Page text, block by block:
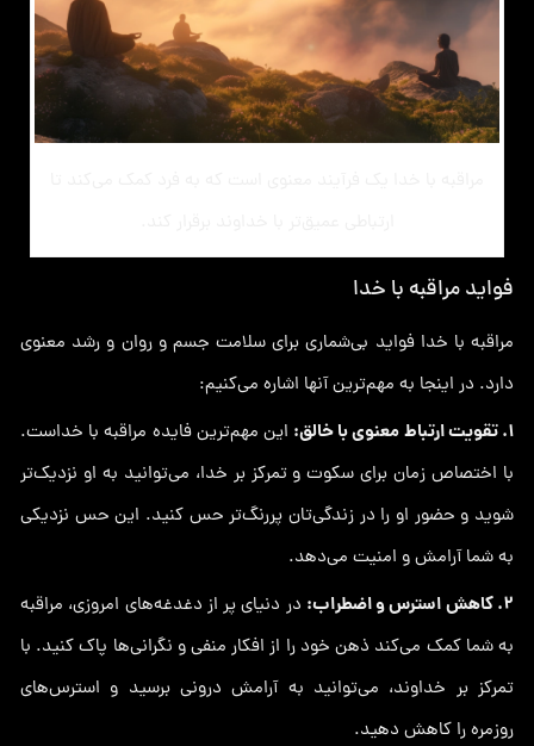
فواید مراقبه با خدا
مراقبه با خدا فواید بی‌شماری برای سلامت جسم و روان و رشد معنوی
دارد. در اینجا به مهم‌ترین آنها اشاره می‌کنیم:
1. تقویت ارتباط معنوی با خالق:
این مهم‌ترین فایده مراقبه با خداست.
با اختصاص زمان برای سکوت و تمرکز بر خدا، می‌توانید به او نزدیک‌تر
شوید و حضور او را در زندگی‌تان پررنگ‌تر حس کنید. این حس نزدیکی
به شما آرامش و امنیت می‌دهد.
2. کاهش استرس و اضطراب:
در دنیای پر از دغدغه‌های امروزی، مراقبه
به شما کمک می‌کند ذهن خود را از افکار منفی و نگرانی‌ها پاک کنید. با
تمرکز بر خداوند، می‌توانید به آرامش درونی برسید و استرس‌های
روزمره را کاهش دهید.